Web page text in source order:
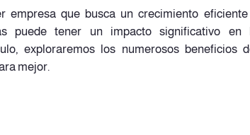
empresa que busca un crecimiento
puede tener un impacto significativo en
exploraremos los numerosos beneficios
mejor.